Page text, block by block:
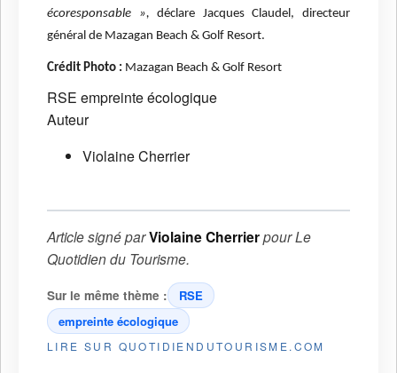
écoresponsable »,déclare Jacques Claudel, directeur
général de Mazagan Beach & Golf Resort.
Crédit Photo : Mazagan Beach & Golf Resort
RSE empreinte écologique
Auteur
Violaine Cherrier
Article signé parViolaine CherrierpourLe
Quotidien du Tourisme.
Sur le même thème :
RSE
empreinte écologique
LIRE SUR QUOTIDIENDUTOURISME.COM